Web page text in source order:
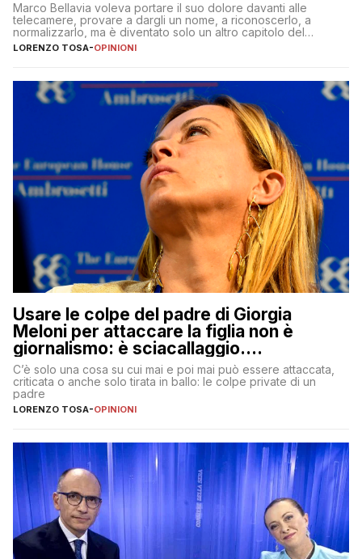
Marco Bellavia voleva portare il suo dolore davanti alle
telecamere, provare a dargli un nome, a riconoscerlo, a
normalizzarlo, ma è diventato solo un altro capitolo del
copione
LORENZO TOSA-OPINIONI
Usare le colpe del padre di Giorgia
Meloni per attaccare la figlia non è
giornalismo: è sciacallaggio.
Dimostriamo di essere diversi
C’è solo una cosa su cui mai e poi mai può essere attaccata,
criticata o anche solo tirata in ballo: le colpe private di un
padre
LORENZO TOSA-OPINIONI